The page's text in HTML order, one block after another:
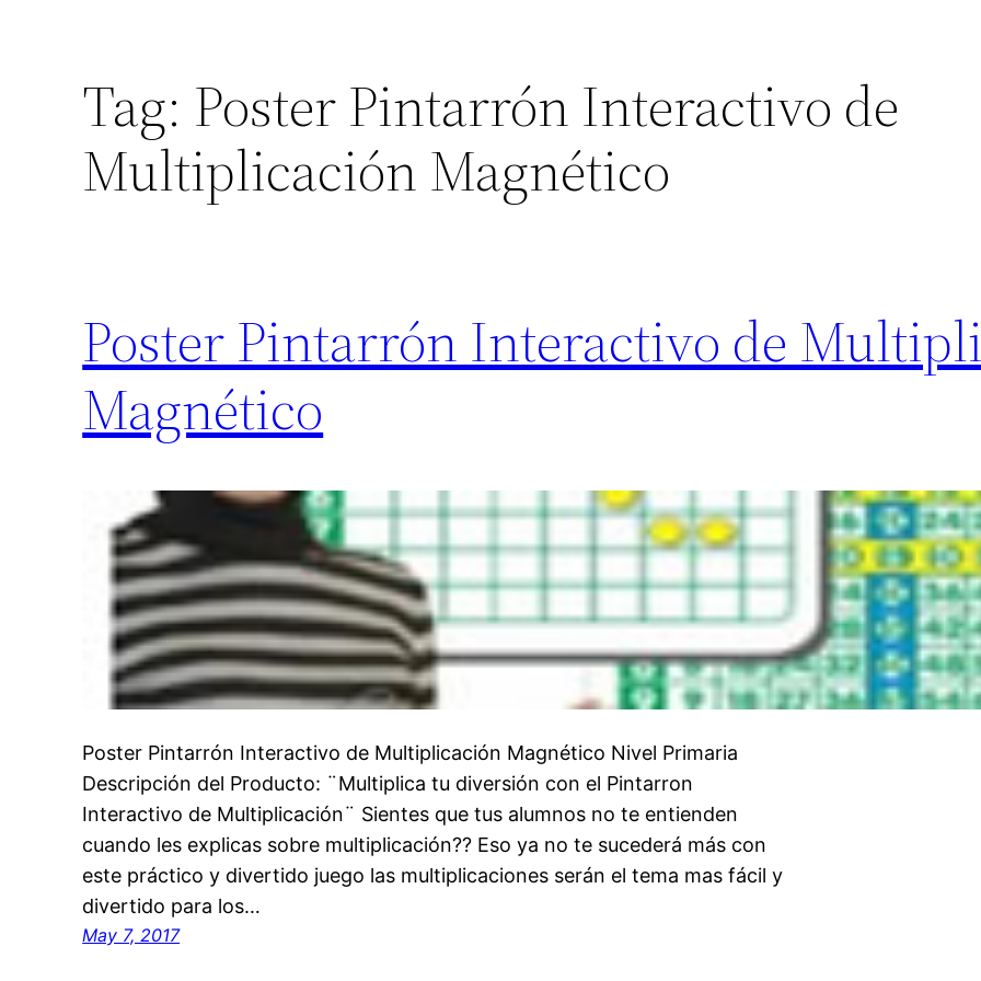
Tag: Poster Pintarrón Interactivo de
Multiplicación Magnético
Poster Pintarrón Interactivo de
Magnético
Poster Pintarrón Interactivo de Multiplicación Magnético Nivel Primaria
Descripción del Producto: ¨Multiplica tu diversión con el Pintarron
Interactivo de Multiplicación¨ Sientes que tus alumnos no te entienden
cuando les explicas sobre multiplicación?? Eso ya no te sucederá más con
este práctico y divertido juego las multiplicaciones serán el tema mas fácil y
divertido para los…
May 7, 2017